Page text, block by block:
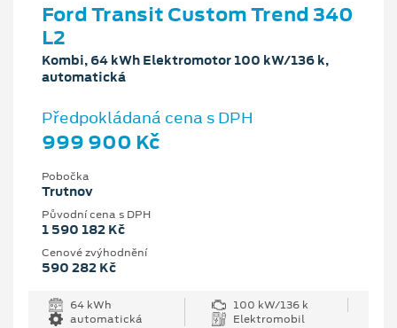
Ford Transit Custom Trend 340
L2
Kombi, 64 kWh Elektromotor 100 kW/136 k,
automatická
Předpokládaná cena s DPH
999 900 Kč
Pobočka
Trutnov
Původní cena s DPH
1 590 182 Kč
Cenové zvýhodnění
590 282 Kč
64 kWh
100 kW/136 k
automatická
Elektromobil